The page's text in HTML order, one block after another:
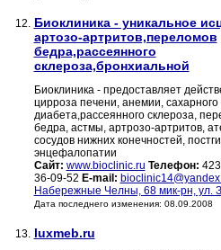
12. Биоклиника - уникальное
артозо-артритов,переломов
бедра,рассеянного
склероза,бронхиальной
Биоклиника - предоставляет
цирроза печени, анемии, сахарного
диабета,рассеянного склероза,
бедра, астмы, артрозо-артритов,
сосудов нижних конечностей,
энцефалопатии
Сайт: www.bioclinic.ru Телефон:
36-09-52 E-mail:
Набережные Челны, 68 мик-рн, ул.
Дата последнего изменения: 08.09.2008
13. luxmeb.ru